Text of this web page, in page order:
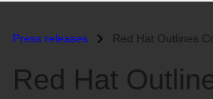
Press releases Red Hat Outlines
Red Hat